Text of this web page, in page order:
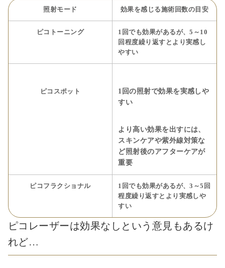
照射モード 効果を感じる施術回数の目安
ピコトーニング
1回でも効果があるが、5～10
回程度繰り返すとより実感し
やすい
ピコスポット
1回の照射で効果を実感しや
すい
より高い効果を出すには、
スキンケアや紫外線対策な
ど照射後のアフターケアが
重要
ピコフラクショナル
1回でも効果があるが、3～5回
程度繰り返すとより実感しや
すい
ピコレーザーは効果なしという意見もあるけ
れど…